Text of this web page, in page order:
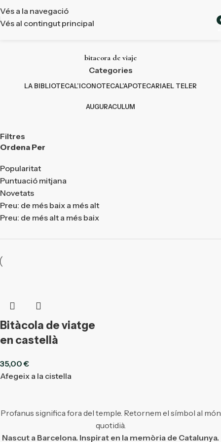
Vés a la navegació
Vés al contingut principal
bitacora de viaje
Categories
LA BIBLIOTECAL’ICONOTECAL’APOTECARIAEL TELER
AUGURACULUM
Filtres
Ordena Per
Popularitat
Puntuació mitjana
Novetats
Preu: de més baix a més alt
Preu: de més alt a més baix
Bitàcola de viatge
en castellà
35,00€
Afegeix a la cistella
Profanus significa fora del temple. Retornem el símbol al món
quotidià.
Nascut a Barcelona. Inspirat en la memòria de Catalunya.